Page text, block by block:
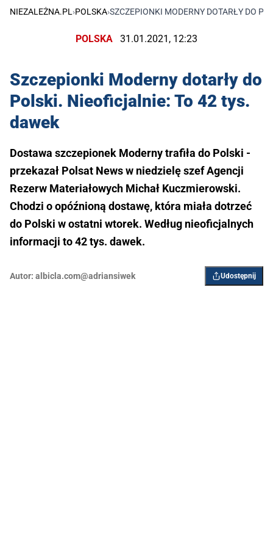
NIEZALEŻNA.PL›POLSKA›SZCZEPIONKI MODERNY DOTARŁY DO
POLSKA 31.01.2021, 12:23
Szczepionki Moderny dotarły do
Polski. Nieoficjalnie: To 42 tys.
dawek
Dostawa szczepionek Moderny trafiła do Polski -
przekazał Polsat News w niedzielę szef Agencji
Rezerw Materiałowych Michał Kuczmierowski.
Chodzi o opóźnioną dostawę, która miała dotrzeć
do Polski w ostatni wtorek. Według nieoficjalnych
informacji to 42 tys. dawek.
Autor: albicla.com@adriansiwek Udostępnij